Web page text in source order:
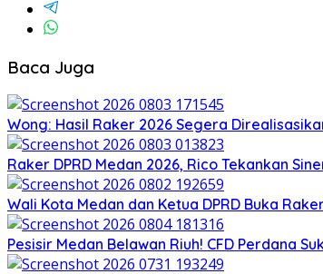
Baca Juga
Wong: Hasil Raker 2026 Segera
Raker DPRD Medan 2026, Rico Tekankan
Wali Kota Medan dan Ketua DPRD Buka
Pesisir Medan Belawan Riuh! CFD Perdana